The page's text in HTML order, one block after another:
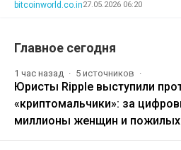
bitcoinworld.co.in27.05.2026 06:20
Главное сегодня
1 час назад 5 источников
Юристы Ripple выступили
«криптомальчики»: за
миллионы женщин и пожилых